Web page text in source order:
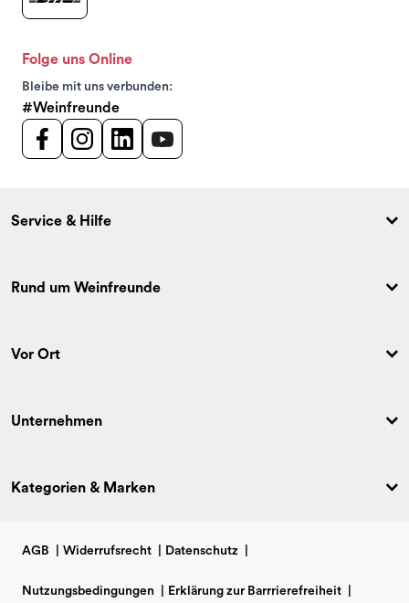
Folge uns Online
Bleibe mit uns verbunden:
#Weinfreunde
Service & Hilfe
Rund um Weinfreunde
Vor Ort
Unternehmen
Kategorien & Marken
AGB Widerrufsrecht Datenschutz
Nutzungsbedingungen Erklärung zur Barrrierefreiheit